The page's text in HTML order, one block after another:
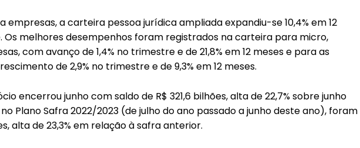
empresas, a carteira pessoa jurídica ampliada expandiu-se 10,4% em 12
Os melhores desempenhos foram registrados na carteira para micro,
com avanço de 1,4% no trimestre e de 21,8% em 12 meses e para as
de 2,9% no trimestre e de 9,3% em 12 meses.
encerrou junho com saldo de R$ 321,6 bilhões, alta de 22,7% sobre junho
Plano Safra 2022/2023 (de julho do ano passado a junho deste ano), foram
alta de 23,3% em relação à safra anterior.